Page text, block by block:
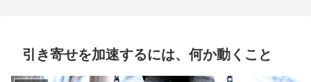
引き寄せを加速するには、何か動くこと